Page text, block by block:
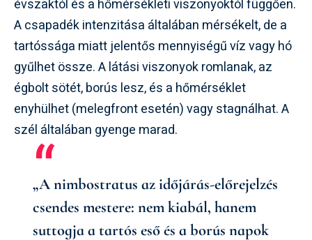
évszaktól és a hőmérsékleti viszonyoktól függően.
A csapadék intenzitása általában mérsékelt, de a
tartóssága miatt jelentős mennyiségű víz vagy hó
gyűlhet össze. A látási viszonyok romlanak, az
égbolt sötét, borús lesz, és a hőmérséklet
enyhülhet (melegfront esetén) vagy stagnálhat. A
szél általában gyenge marad.
„A nimbostratus az időjárás-előrejelzés
csendes mestere: nem kiabál, hanem
suttogja a tartós eső és a borús napok